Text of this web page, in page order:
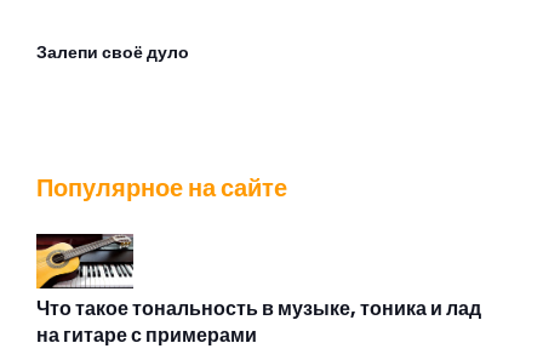
Залепи своё дуло
Игорь
Популярное на сайте
Что такое тональность в музыке, тоника и лад
на гитаре с примерами